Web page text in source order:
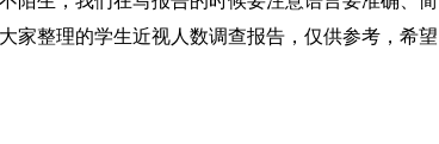
家整理的学生近视人数调查报告，仅供参考，希望